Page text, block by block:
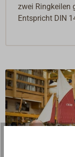
zwei Ringkeilen
Entspricht DIN